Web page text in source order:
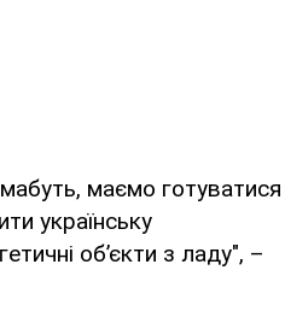
маємо готуватися
українську
об’єкти з ладу", –